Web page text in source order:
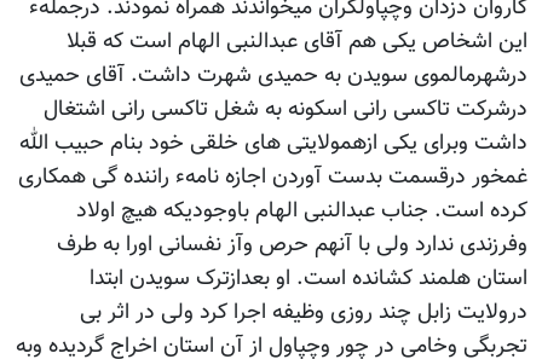
کاروان دزدان وچپاولگران میخواندند همراه نمودند. درجملهء
این اشخاص یکی هم آقای عبدالنبی الهام است که قبلا
درشهرمالموی سویدن به حمیدی شهرت داشت. آقای حمیدی
درشرکت تاکسی رانی اسکونه به شغل تاکسی رانی اشتغال
داشت وبرای یکی ازهمولایتی های خلقی خود بنام حبیب الله
غمخور درقسمت بدست آوردن اجازه نامهء راننده گی همکاری
کرده است. جناب عبدالنبی الهام باوجودیکه هیچ اولاد
وفرزندی ندارد ولی با آنهم حرص وآز نفسانی اورا به طرف
استان هلمند کشانده است. او بعدازترک سویدن ابتدا
درولایت زابل چند روزی وظیفه اجرا کرد ولی در اثر بی
تجربگی وخامی در چور وچپاول از آن استان اخراج گردیده وبه